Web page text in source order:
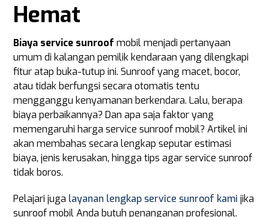
Hemat
Biaya service sunroof mobil menjadi pertanyaan
umum di kalangan pemilik kendaraan yang dilengkapi
fitur atap buka-tutup ini. Sunroof yang macet, bocor,
atau tidak berfungsi secara otomatis tentu
mengganggu kenyamanan berkendara. Lalu, berapa
biaya perbaikannya? Dan apa saja faktor yang
memengaruhi harga service sunroof mobil? Artikel ini
akan membahas secara lengkap seputar estimasi
biaya, jenis kerusakan, hingga tips agar service sunroof
tidak boros.
Pelajari juga layanan lengkap service sunroof kami jika
sunroof mobil Anda butuh penanganan profesional.